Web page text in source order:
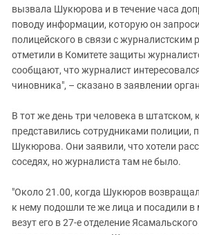
вызвала Шукюрова и в течение часа
поводу информации, которую он
полицейского в связи с журналистским
отметили в Комитете защиты
сообщают, что журналист
чиновника", – сказано в заявлении
В тот же день три человека в
представились сотрудниками полиции,
Шукюрова. Они заявили, что хотели
соседях, но журналиста там не было.
"Около 21.00, когда Шукюров
к нему подошли те же лица и посадили в
везут его в 27-е отделение